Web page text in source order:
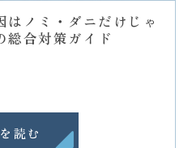
ノミ・ダニだけじゃ
総合対策ガイド
読む